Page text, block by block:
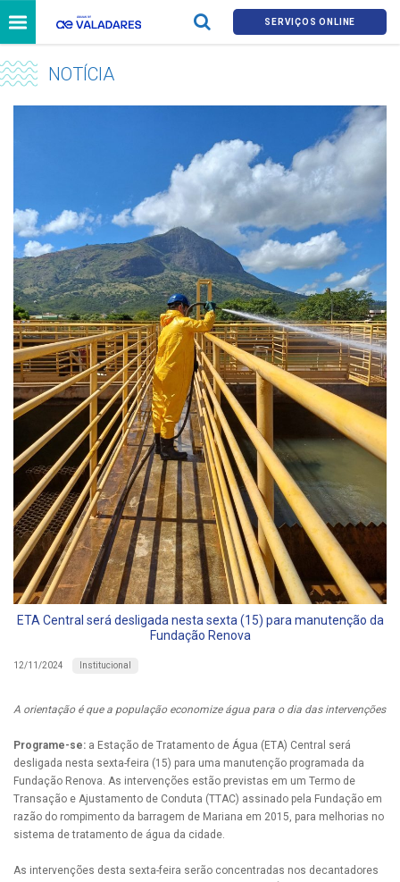
SERVIÇOS ONLINE
NOTÍCIA
ETA Central será desligada nesta sexta (15) para manutenção da
Fundação Renova
12/11/2024 Institucional
A orientação é que a população economize água para o dia das intervenções
Programe-se: a Estação de Tratamento de Água (ETA) Central será
desligada nesta sexta-feira (15) para uma manutenção programada da
Fundação Renova. As intervenções estão previstas em um Termo de
Transação e Ajustamento de Conduta (TTAC) assinado pela Fundação em
razão do rompimento da barragem de Mariana em 2015, para melhorias no
sistema de tratamento de água da cidade.
As intervenções desta sexta-feira serão concentradas nos decantadores